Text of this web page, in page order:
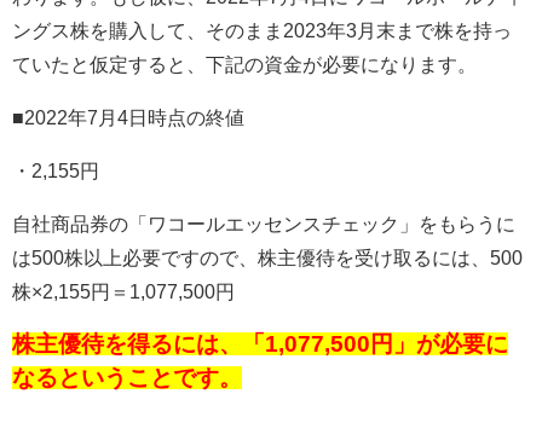
ングス株を購入して、そのまま 2023年3 月末まで株を持っ
ていたと仮定すると、下記の資金が必要になります。
■2022年7月4日時点の終値
・ 2,155円
自社商品券の「ワコールエッセンスチェック」をもらうに
は500株以上必要ですので、株主優待を受け取るには、500
株×2,155円＝1,077,500円
株主優待を得るには、「 1,077,500円 」が必要に
なるということです。